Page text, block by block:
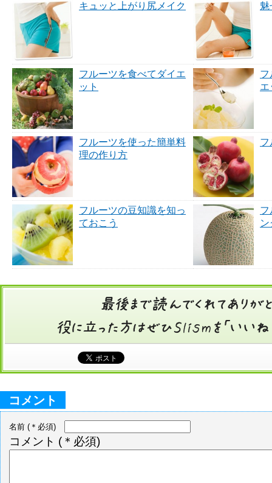
キュッと上がり尻メイク 魅
フルーツを食べてダイエ
ット
フ
エ
フルーツを使った簡単料
理の作り方
フ
フルーツの豆知識を知っ
ておこう
フ
コメント
名前 (＊必須)
コメント (＊必須)